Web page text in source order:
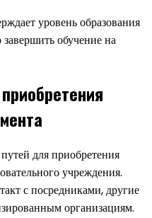
уровень образования
обучение на
для приобретения
учреждения.
с посредниками, другие
организациям.